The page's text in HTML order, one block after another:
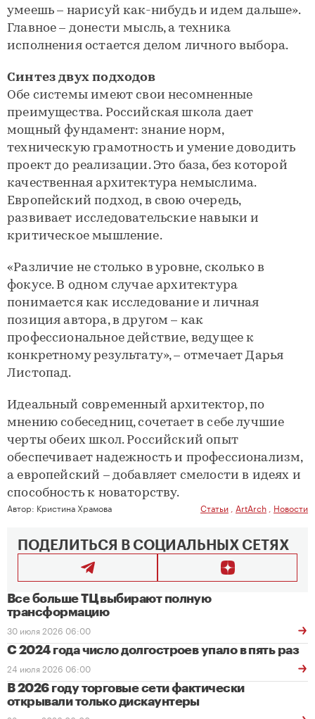
умеешь – нарисуй как-нибудь и идем дальше».
Главное – донести мысль, а техника
исполнения остается делом личного выбора.
Синтез двух подходов
Обе системы имеют свои несомненные
преимущества. Российская школа дает
мощный фундамент: знание норм,
техническую грамотность и умение доводить
проект до реализации. Это база, без которой
качественная архитектура немыслима.
Европейский подход, в свою очередь,
развивает исследовательские навыки и
критическое мышление.
«Различие не столько в уровне, сколько в
фокусе. В одном случае архитектура
понимается как исследование и личная
позиция автора, в другом – как
профессиональное действие, ведущее к
конкретному результату», – отмечает Дарья
Листопад.
Идеальный современный архитектор, по
мнению собеседниц, сочетает в себе лучшие
черты обеих школ. Российский опыт
обеспечивает надежность и профессионализм,
а европейский – добавляет смелости в идеях и
способность к новаторству.
Автор: Кристина Храмова Статьи ArtArch Новости
ПОДЕЛИТЬСЯ В СОЦИАЛЬНЫХ СЕТЯХ
Все больше ТЦ выбирают полную
трансформацию
30 июля 2026 06:00
С 2024 года число долгостроев упало в пять раз
24 июля 2026 06:00
В 2026 году торговые сети фактически
открывали только дискаунтеры